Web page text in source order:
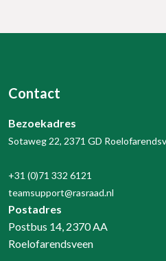
Contact
Bezoekadres
Sotaweg 22, 2371 GD
+31 (0)71 332 6121
teamsupport@rasraad.nl
Postadres
Postbus 14, 2370 AA
Roelofarendsveen